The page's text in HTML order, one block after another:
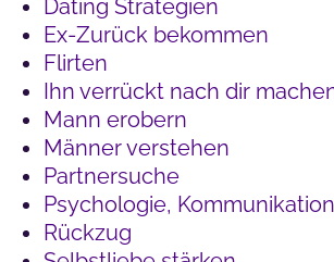
Dating Strategien
Ex-Zurück bekommen
Flirten
Ihn verrückt nach dir
Mann erobern
Männer verstehen
Partnersuche
Psychologie,
Rückzug